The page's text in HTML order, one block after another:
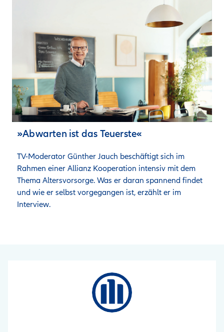
»Abwarten ist das Teuerste«
TV-Moderator Günther Jauch beschäftigt sich im
Rahmen einer Allianz Kooperation intensiv mit dem
Thema Altersvorsorge. Was er daran spannend findet
und wie er selbst vorgegangen ist, erzählt er im
Interview.